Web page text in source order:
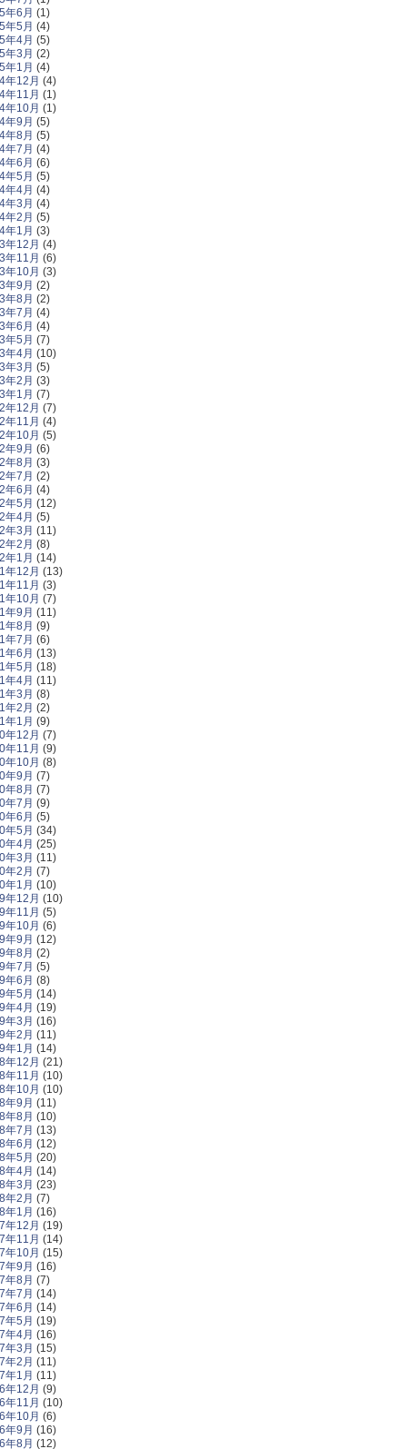
年6月 (1)
年5月 (4)
年4月 (5)
年3月 (2)
年1月 (4)
年12月 (4)
年11月 (1)
年10月 (1)
年9月 (5)
年8月 (5)
年7月 (4)
年6月 (6)
年5月 (5)
年4月 (4)
年3月 (4)
年2月 (5)
年1月 (3)
年12月 (4)
年11月 (6)
年10月 (3)
年9月 (2)
年8月 (2)
年7月 (4)
年6月 (4)
年5月 (7)
年4月 (10)
年3月 (5)
年2月 (3)
年1月 (7)
年12月 (7)
年11月 (4)
年10月 (5)
年9月 (6)
年8月 (3)
年7月 (2)
年6月 (4)
年5月 (12)
年4月 (5)
年3月 (11)
年2月 (8)
年1月 (14)
年12月 (13)
年11月 (3)
年10月 (7)
年9月 (11)
年8月 (9)
年7月 (6)
年6月 (13)
年5月 (18)
年4月 (11)
年3月 (8)
年2月 (2)
年1月 (9)
年12月 (7)
年11月 (9)
年10月 (8)
年9月 (7)
年8月 (7)
年7月 (9)
年6月 (5)
年5月 (34)
年4月 (25)
年3月 (11)
年2月 (7)
年1月 (10)
年12月 (10)
年11月 (5)
年10月 (6)
年9月 (12)
年8月 (2)
年7月 (5)
年6月 (8)
年5月 (14)
年4月 (19)
年3月 (16)
年2月 (11)
年1月 (14)
年12月 (21)
年11月 (10)
年10月 (10)
年9月 (11)
年8月 (10)
年7月 (13)
年6月 (12)
年5月 (20)
年4月 (14)
年3月 (23)
年2月 (7)
年1月 (16)
年12月 (19)
年11月 (14)
年10月 (15)
年9月 (16)
年8月 (7)
年7月 (14)
年6月 (14)
年5月 (19)
年4月 (16)
年3月 (15)
年2月 (11)
年1月 (11)
年12月 (9)
年11月 (10)
年10月 (6)
年9月 (16)
年8月 (12)